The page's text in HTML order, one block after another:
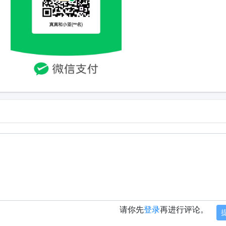
请你先登录再进行评论。